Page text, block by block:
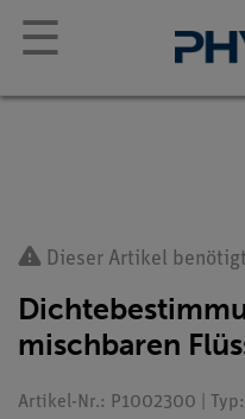
☰
Dieser Artikel
mischbaren
Artikel-Nr.: P1002300 |